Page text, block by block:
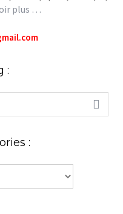
plus …
:
: